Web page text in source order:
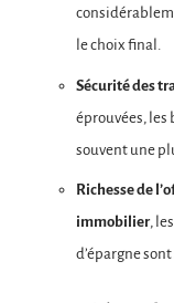
le choix final.
Sécurité des
éprouvées,
souvent une
Richesse de
immobilier, les
d’épargne